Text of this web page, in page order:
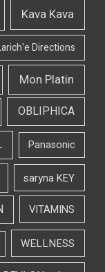
Kava Kava
Directions
Mon Platin
OBLIPHICA
Panasonic
saryna KEY
VITAMINS
WELLNESS